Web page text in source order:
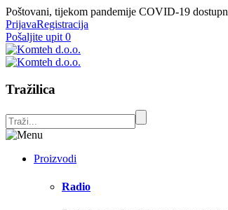
Poštovani, tijekom pandemije COVID-19
PrijavaRegistracija
Pošaljite upit 0
Tražilica
Proizvodi
Radio